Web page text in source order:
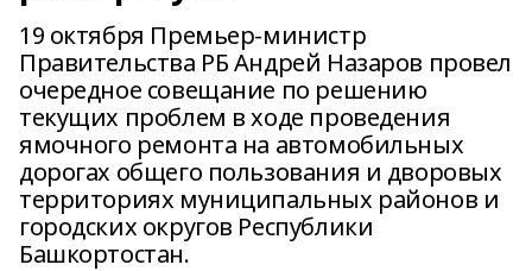
19 октября Премьер-министр
Правительства РБ Андрей Назаров провел
очередное совещание по решению
текущих проблем в ходе проведения
ямочного ремонта на автомобильных
дорогах общего пользования и дворовых
территориях муниципальных районов и
городских округов Республики
Башкортостан.